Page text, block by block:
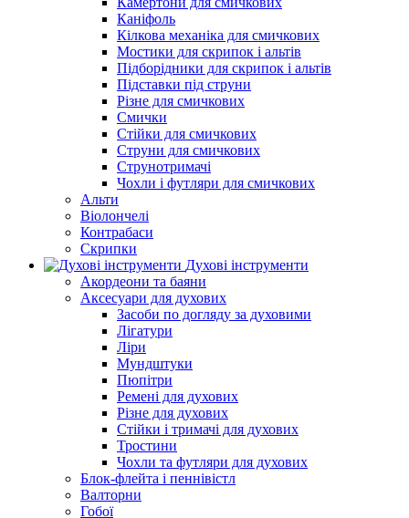
Каніфоль
Кілкова механіка для смичкових
Мостики для скрипок і альтів
Підборiдники для скрипок і альтів
Підставки під струни
Різне для смичкових
Смички
Стійки для смичкових
Струни для смичкових
Струнотримачі
Чохли і футляри для смичкових
Альти
Віолончелі
Контрабаси
Скрипки
Духові інструменти
Акордеони та баяни
Аксесуари для духових
Засоби по догляду за духовими
Лігатури
Ліри
Мундштуки
Пюпітри
Ремені для духових
Різне для духових
Стійки і тримачі для духових
Тростини
Чохли та футляри для духових
Блок-флейта і пеннівістл
Валторни
Гобої